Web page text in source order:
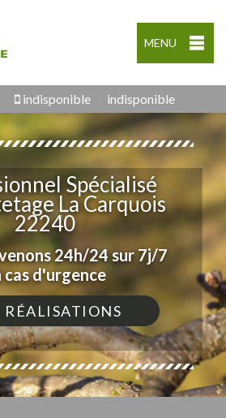
MENU
indisponible indisponible
Spécialisé
La Carquois
22240
24h/24 sur 7j/7
cas d'urgence
RÉALISATIONS